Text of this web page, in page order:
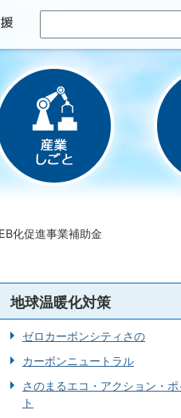
化促進事業補助金
地球温暖化対策
ゼロカーボンシティさの
カーボンニュートラル
さのまるエコ・アクション・ポ
ト